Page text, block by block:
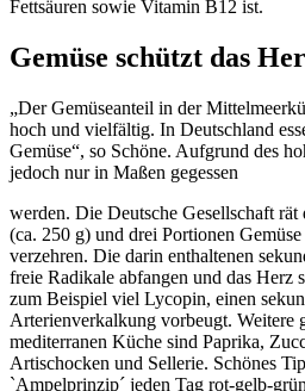
Fettsäuren sowie Vitamin B12 ist.
Gemüse schützt das
„Der Gemüseanteil in der
hoch und vielfältig. In Deutschland
Gemüse“, so Schöne. Aufgrund des
jedoch nur in Maßen gegessen
werden. Die Deutsche Gesellschaft
(ca. 250 g) und drei Portionen
verzehren. Die darin enthaltenen
freie Radikale abfangen und das Herz
zum Beispiel viel Lycopin, einen
Arterienverkalkung vorbeugt. Weitere
mediterranen Küche sind Paprika,
Artischocken und Sellerie. Schönes
`Ampelprinzip´ jeden Tag rot-gelb-